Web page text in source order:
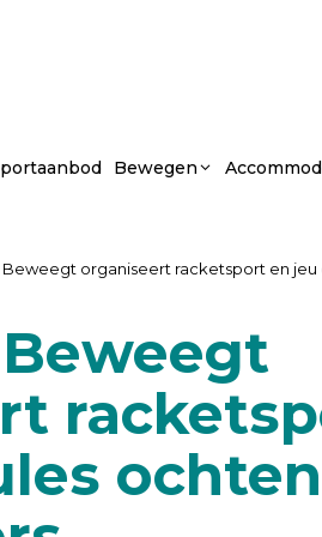
Bewegen
organiseert racketsport en jeu